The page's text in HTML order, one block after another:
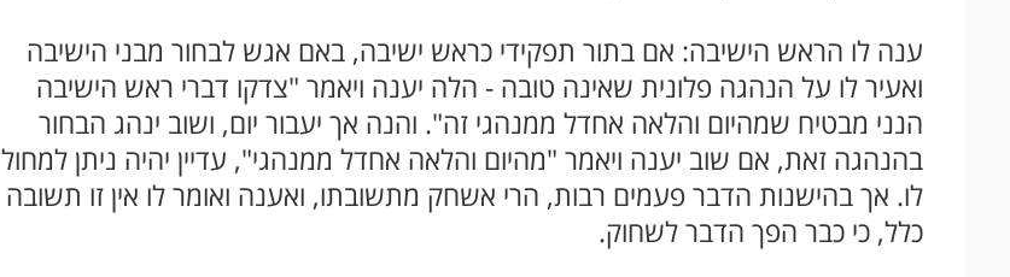
ענה לו הראש הישיבה: אם בתור תפקידי כראש ישיבה, באם אגש לבחור מבני הישיבה
ואעיר לו על הנהגה פלונית שאינה טובה - הלה יענה ויאמר "צדקו דברי ראש הישיבה
הנני מבטיח שמהיום והלאה אחדל ממנהגי זה". והנה אך יעבור יום, ושוב ינהג הבחור
בהנהגה זאת, אם שוב יענה ויאמר "מהיום והלאה אחדל ממנהגי", עדיין יהיה ניתן למחול
לו. אך בהישנות הדבר פעמים רבות, הרי אשחק מתשובתו, ואענה ואומר לו אין זו תשובה
כלל, כי כבר הפך הדבר לשחוק.